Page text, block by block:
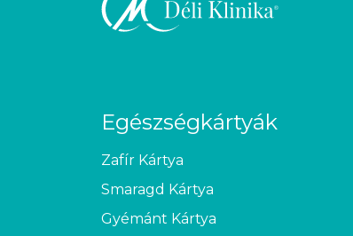
Egészségkártyák
Zafír Kártya
Smaragd Kártya
Gyémánt Kártya